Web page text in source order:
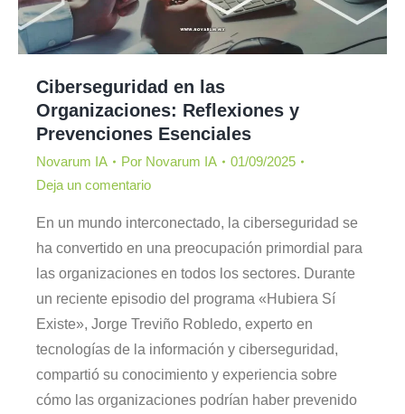
Ciberseguridad en las
Organizaciones: Reflexiones y
Prevenciones Esenciales
Novarum IA Por Novarum IA
01/09/2025
Deja un comentario
En un mundo interconectado, la ciberseguridad se
ha convertido en una preocupación primordial para
las organizaciones en todos los sectores. Durante
un reciente episodio del programa «Hubiera Sí
Existe», Jorge Treviño Robledo, experto en
tecnologías de la información y ciberseguridad,
compartió su conocimiento y experiencia sobre
cómo las organizaciones podrían haber prevenido